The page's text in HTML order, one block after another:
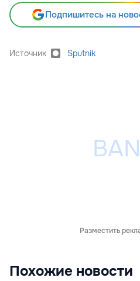
Подпишитесь на
Источник Sputnik
Разместить
Похожие новости